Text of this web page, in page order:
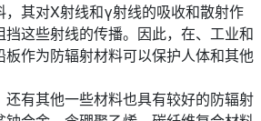
其对X射线和γ射线的吸收和散射作
这些射线的传播。因此，在、工业和
作为防辐射材料可以保护人体和其他
还有其他一些材料也具有较好的防辐射